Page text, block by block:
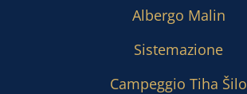
Albergo Malin
Sistemazione
Campeggio Tiha Šilo